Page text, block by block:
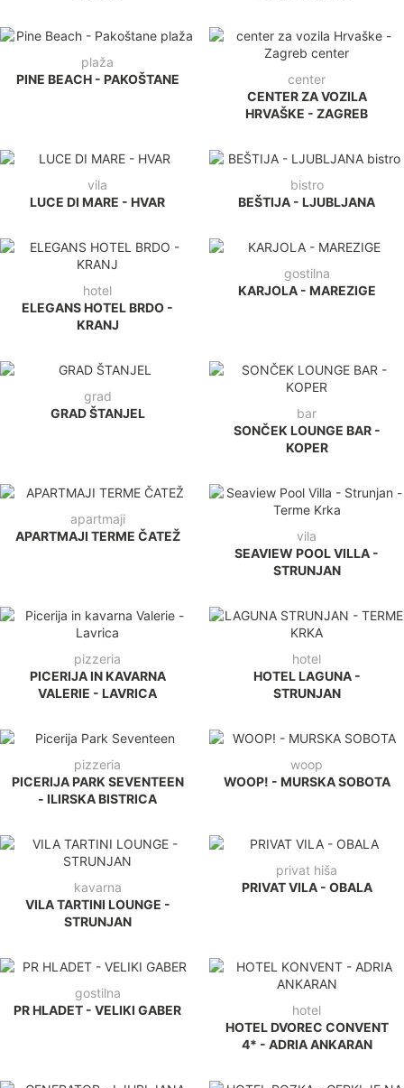
plaža
PINE BEACH - PAKOŠTANE
center
CENTER ZA VOZILA
HRVAŠKE - ZAGREB
vila
LUCE DI MARE - HVAR
bistro
BEŠTIJA - LJUBLJANA
hotel
ELEGANS HOTEL BRDO -
KRANJ
gostilna
KARJOLA - MAREZIGE
grad
GRAD ŠTANJEL
bar
SONČEK LOUNGE BAR -
KOPER
apartmaji
APARTMAJI TERME ČATEŽ
vila
SEAVIEW POOL VILLA -
STRUNJAN
pizzeria
PICERIJA IN KAVARNA
VALERIE - LAVRICA
hotel
HOTEL LAGUNA -
STRUNJAN
pizzeria
PICERIJA PARK SEVENTEEN
- ILIRSKA BISTRICA
woop
WOOP! - MURSKA SOBOTA
kavarna
VILA TARTINI LOUNGE -
STRUNJAN
privat hiša
PRIVAT VILA - OBALA
gostilna
PR HLADET - VELIKI GABER
hotel
HOTEL DVOREC CONVENT
4* - ADRIA ANKARAN